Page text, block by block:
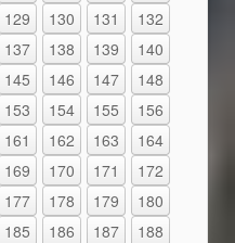
129 130 131
132
137 138 139
140
145 146 147
148
153 154 155
156
161 162 163
164
169 170 171
172
177 178 179
180
185 186 187
188